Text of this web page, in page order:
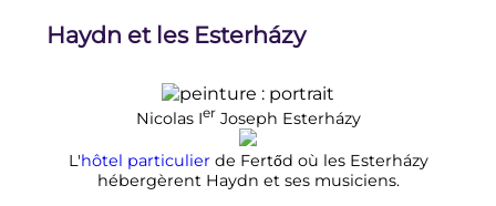
Haydn et les Esterházy
Nicolas IerJoseph Esterházy
L'hôtel particulierde Fertőd où les Esterházy
hébergèrent Haydn et ses musiciens.